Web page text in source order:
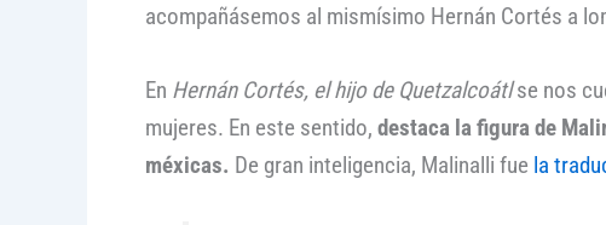
acompañásemos al mismísimo Hernán Cortés a
En Hernán Cortés, el hijo de Quetzalcoátlse nos
mujeres. En este sentido, destaca la figura de
méxicas. De gran inteligencia, Malinalli fue la